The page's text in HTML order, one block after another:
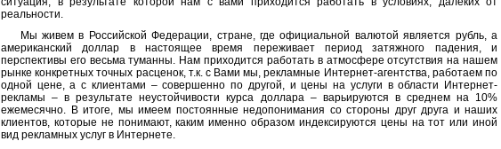
реальности.
Мы живем в Российской Федерации, стране, где официальной валютой является рубль, а
американский доллар в настоящее время переживает период затяжного падения, и
перспективы его весьма туманны. Нам приходится работать в атмосфере отсутствия на нашем
рынке конкретных точных расценок, т.к. с Вами мы, рекламные Интернет-агентства, работаем по
одной цене, а с клиентами – совершенно по другой, и цены на услуги в области Интернет-
рекламы – в результате неустойчивости курса доллара – варьируются в среднем на 10%
ежемесячно. В итоге, мы имеем постоянные недопонимания со стороны друг друга и наших
клиентов, которые не понимают, каким именно образом индексируются цены на тот или иной
вид рекламных услуг в Интернете.